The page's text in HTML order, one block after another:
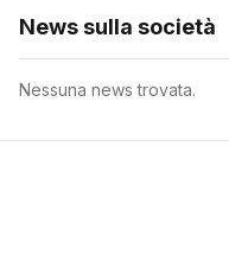
News sulla società
Nessuna news trovata.